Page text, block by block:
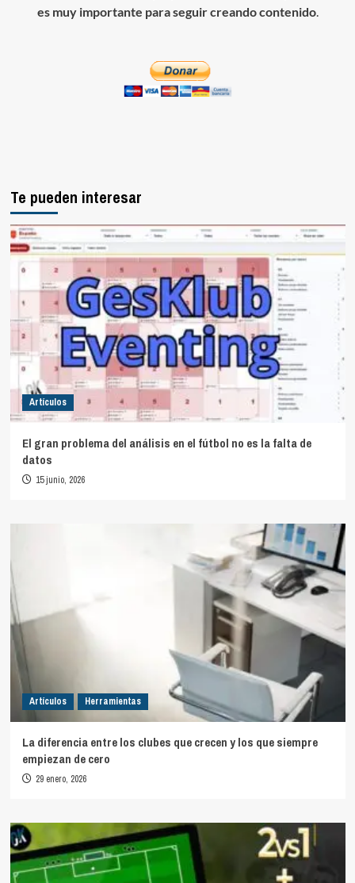
es muy importante para seguir creando contenido.
Te pueden interesar
Artículos
El gran problema del análisis en el fútbol no es la falta de
datos
15 junio, 2026
Artículos Herramientas
La diferencia entre los clubes que crecen y los que siempre
empiezan de cero
29 enero, 2026